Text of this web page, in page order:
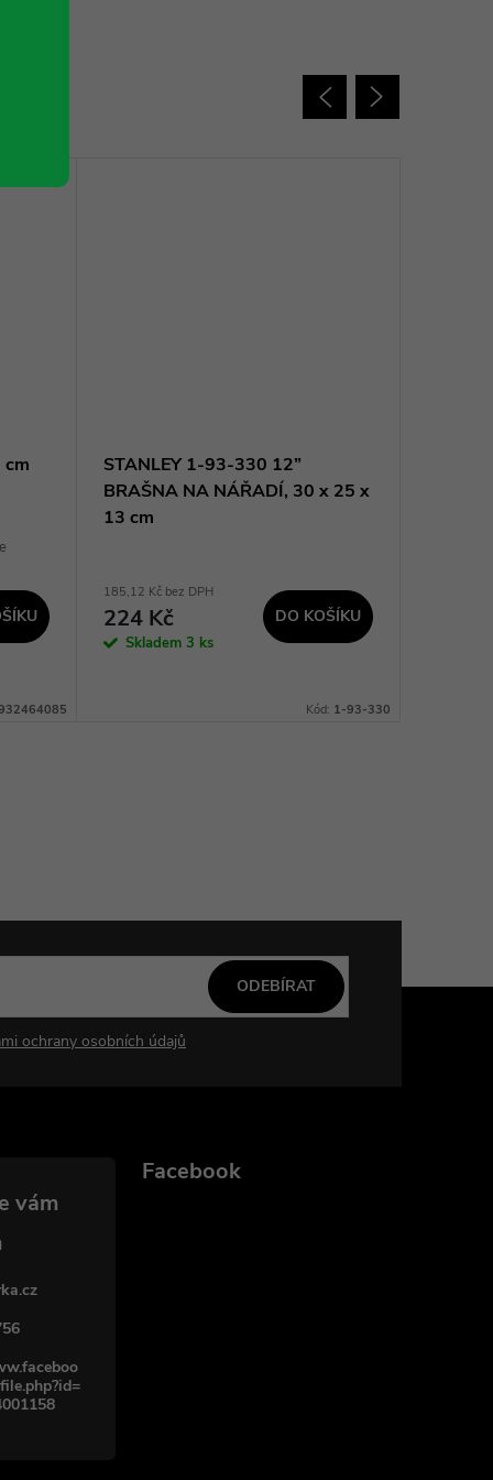
cm
STANLEY 1-93-330 12”
BRAŠNA NA NÁŘADÍ, 30 x 25 x
13 cm
185,12 Kč bez DPH
224 Kč
Skladem 3 ks
DO KOŠÍKU
Kód: 1-93-330
ochrany osobních údajů
ODEBÍRAT
Facebook